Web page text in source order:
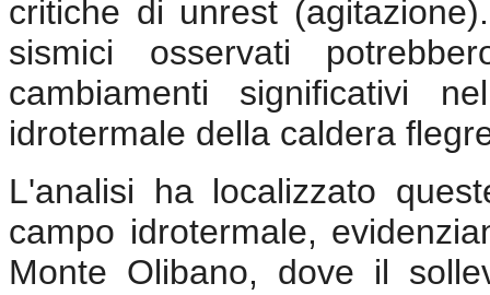
critiche di unrest
sismici osservati
cambiamenti significativi
idrotermale della caldera
L'analisi ha localizzato
campo idrotermale,
Monte Olibano, dove il